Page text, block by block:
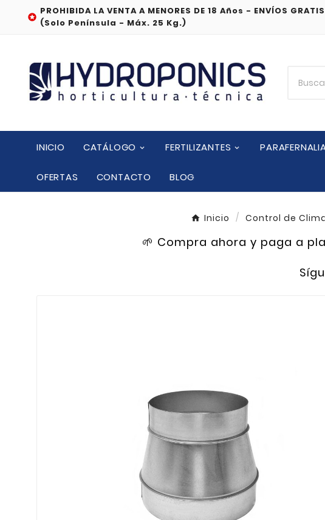

PROHIBIDA LA VENTA A MENORES DE 18 Años - ENVÍOS
(Solo Península - Máx. 25 Kg.)
INICIO CATÁLOGO FERTILIZANTES
OFERTAS CONTACTO BLOG
Inicio Control de
🌱 Compra ahora y paga a